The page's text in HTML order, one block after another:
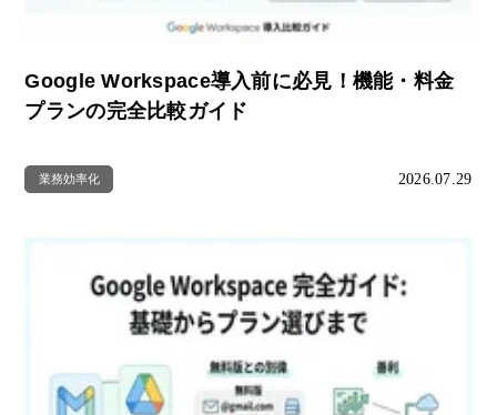
Google Workspace導入前に必見！機能・料金
プランの完全比較ガイド
業務効率化 2026.07.29